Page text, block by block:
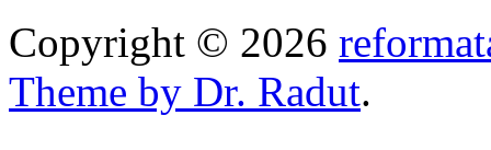
Copyright © 2026
Theme by Dr. Radut.